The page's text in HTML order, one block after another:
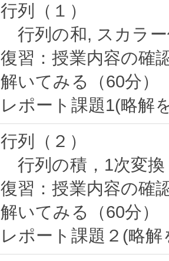
行列（１）
行列の和, スカラ
復習：授業内容の確
解いてみる（60分）
行列（２）
行列の積，1次変換
復習：授業内容の確
解いてみる（60分）